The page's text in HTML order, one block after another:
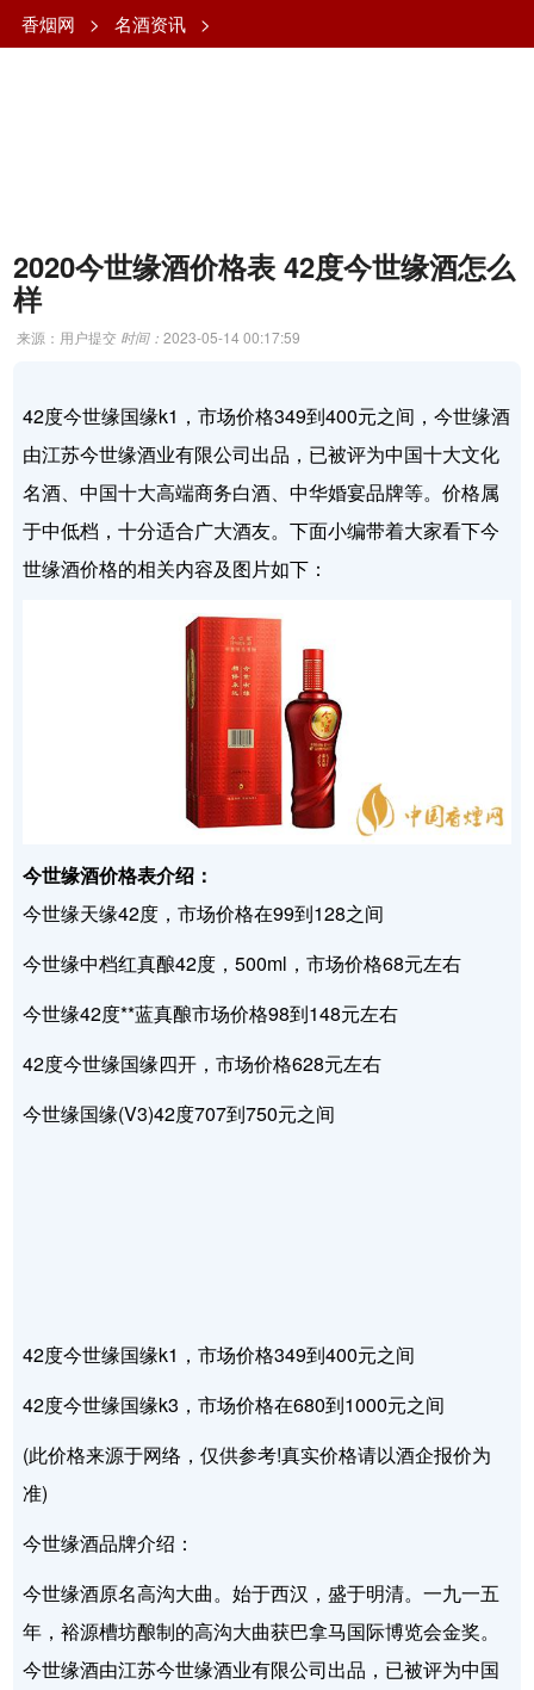
香烟网 > 名酒资讯 >
2020今世缘酒价格表 42度今世缘酒怎么
样
来源：用户提交 时间：2023-05-14 00:17:59
42度今世缘国缘k1，市场价格349到400元之间，今世缘酒
由江苏今世缘酒业有限公司出品，已被评为中国十大文化
名酒、中国十大高端商务白酒、中华婚宴品牌等。价格属
于中低档，十分适合广大酒友。下面小编带着大家看下今
世缘酒价格的相关内容及图片如下：
今世缘酒价格表介绍：
今世缘天缘42度，市场价格在99到128之间
今世缘中档红真酿42度，500ml，市场价格68元左右
今世缘42度**蓝真酿市场价格98到148元左右
42度今世缘国缘四开，市场价格628元左右
今世缘国缘(V3)42度707到750元之间
42度今世缘国缘k1，市场价格349到400元之间
42度今世缘国缘k3，市场价格在680到1000元之间
(此价格来源于网络，仅供参考!真实价格请以酒企报价为
准)
今世缘酒品牌介绍：
今世缘酒原名高沟大曲。始于西汉，盛于明清。一九一五
年，裕源槽坊酿制的高沟大曲获巴拿马国际博览会金奖。
今世缘酒由江苏今世缘酒业有限公司出品，已被评为中国